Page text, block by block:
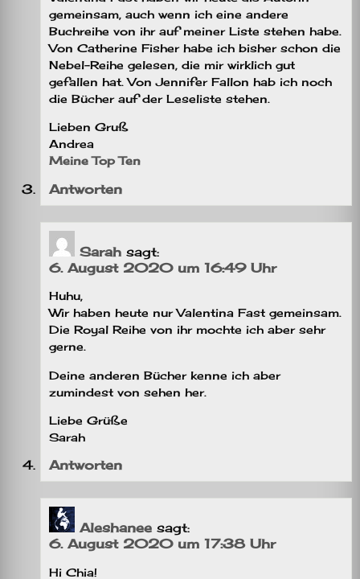
gemeinsam, auch wenn ich eine andere
Buchreihe von ihr auf meiner Liste stehen habe.
Von Catherine Fisher habe ich bisher schon die
Nebel-Reihe gelesen, die mir wirklich gut
gefallen hat. Von Jennifer Fallon hab ich noch
die Bücher auf der Leseliste stehen.
Lieben Gruß
Andrea
Meine Top Ten
Antworten
Sarah sagt:
6. August 2020 um 16:49 Uhr
Huhu,
Wir haben heute nur Valentina Fast gemeinsam.
Die Royal Reihe von ihr mochte ich aber sehr
gerne.
Deine anderen Bücher kenne ich aber
zumindest von sehen her.
Liebe Grüße
Sarah
Antworten
Aleshanee sagt:
6. August 2020 um 17:38 Uhr
Hi Chia!